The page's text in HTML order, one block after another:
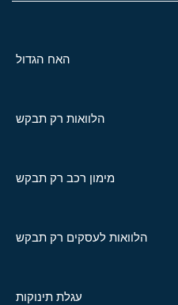
האח הגדול
הלוואות רק תבקש
מימון רכב רק תבקש
הלוואות לעסקים רק תבקש
עגלת תינוקות